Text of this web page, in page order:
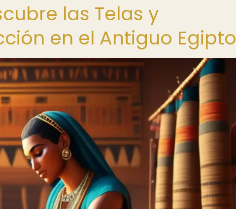
las Telas y
en el Antiguo Egipto